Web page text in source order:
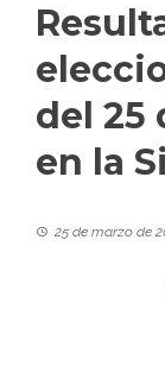
del 25
en la
25 de marzo de